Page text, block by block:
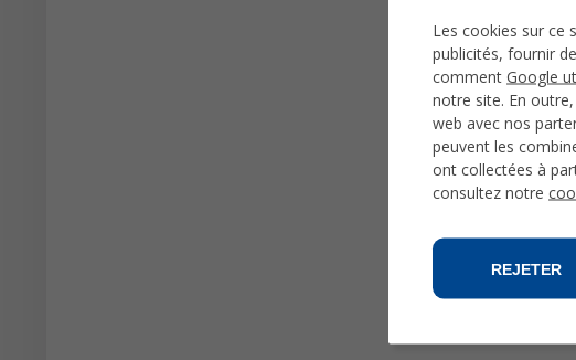
Les cookies sur ce
publicités, fournir
comment Google
notre site. En
web avec nos
peuvent les
ont collectées à
consultez notre
REJETER